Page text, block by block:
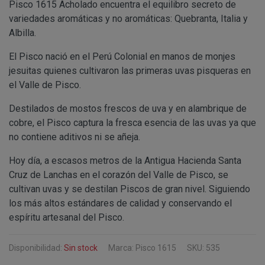
Pisco 1615 Acholado encuentra el equilibro secreto de
variedades aromáticas y no aromáticas: Quebranta, Italia y
Albilla.
El Pisco nació en el Perú Colonial en manos de monjes
jesuitas quienes cultivaron las primeras uvas pisqueras en
el Valle de Pisco.
Destilados de mostos frescos de uva y en alambrique de
cobre, el Pisco captura la fresca esencia de las uvas ya que
no contiene aditivos ni se añeja.
Hoy día, a escasos metros de la Antigua Hacienda Santa
Cruz de Lanchas en el corazón del Valle de Pisco, se
cultivan uvas y se destilan Piscos de gran nivel. Siguiendo
los más altos estándares de calidad y conservando el
espíritu artesanal del Pisco.
Disponibilidad: Sin stock Marca: Pisco 1615 SKU: 535
Tfno: 977 270399 - HORARIOS: Lunes - Viernes:
Sábado: Mañana 10,00 a 14,00h. Tarde 17,00 a
Dirección postal: Plaça Font Nova nº2, local B,
Información
adicional:
Puede consultar información adicional y
final de este documento.
Información adicional ¿Quién
tratamiento de sus datos?
Para comunicarse con nosotros, ponemos a su
detallamos a continuación:
Sábado: Mañana 10,00 a 14,00h. Tarde 17,00 a
Email: info@perustocks.es.
Dirección postal: Carrer del Vent, 25 Local 1,
postal se encuentra la tienda presencial.
Todas las notificaciones y comunicaciones entre los
eficaces, a todos los efectos, cuando se realicen a
PRODUCTOS
en pantalla.
DESISTIMIENTO DE LA COMPRA
Productos que puedan deteriorarse o caducar